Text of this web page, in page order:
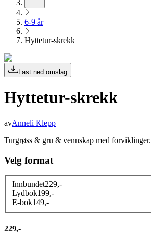
6-9 år
Hyttetur-skrekk
Last ned omslag
Hyttetur-skrekk
avAnneli Klepp
Turgrøss & gru & vennskap med forviklinger.
Velg format
Innbundet229,-
Lydbok199,-
E-bok149,-
229,-